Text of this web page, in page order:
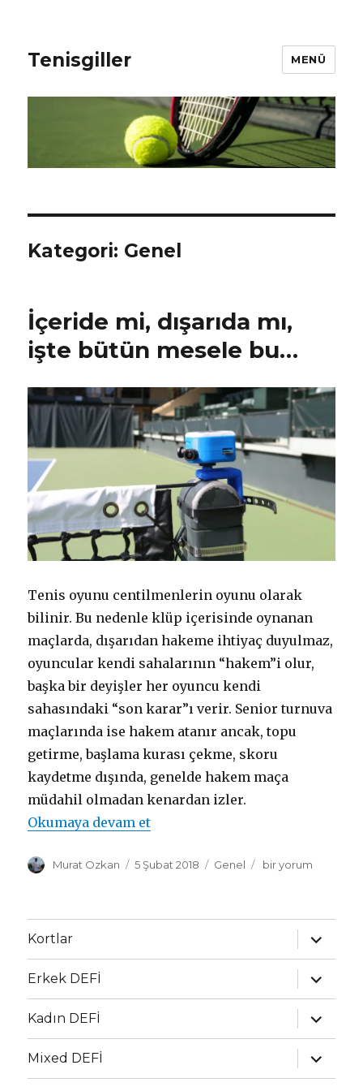
Tenisgiller MENÜ
Kategori: Genel
İçeride mi, dışarıda mı,
işte bütün mesele bu…
Tenis oyunu centilmenlerin oyunu olarak
bilinir. Bu nedenle klüp içerisinde oynanan
maçlarda, dışarıdan hakeme ihtiyaç duyulmaz,
oyuncular kendi sahalarının “hakem”i olur,
başka bir deyişler her oyuncu kendi
sahasındaki “son karar”ı verir. Senior turnuva
maçlarında ise hakem atanır ancak, topu
getirme, başlama kurası çekme, skoru
kaydetme dışında, genelde hakem maça
müdahil olmadan kenardan izler.
Okumaya devam et“İçeride mi, dışarıda mı, işte
Yazar
Murat Ozkan
Yayın
5 Şubat 2018 Kategoriler
Genel
İçeride
için
bir yorum
Kortlar
Alt
menüyü
genişlet
Erkek DEFİ
Alt
menüyü
genişlet
Kadın DEFİ
Alt
menüyü
genişlet
Mixed DEFİ
Alt
menüyü
genişlet